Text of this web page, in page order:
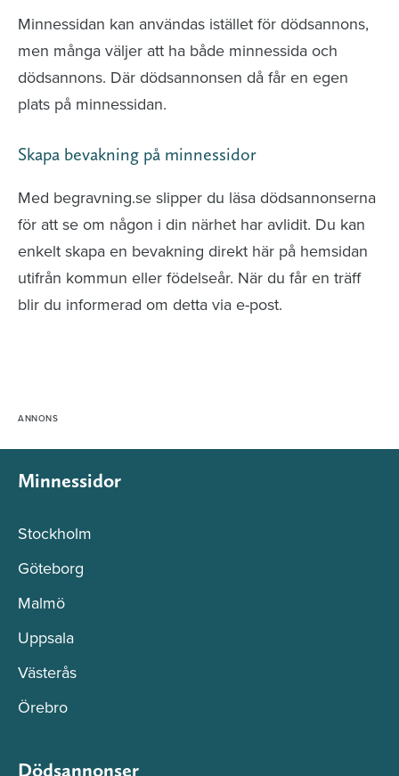
Minnessidan kan användas istället för dödsannons,
men många väljer att ha både minnessida och
dödsannons. Där dödsannonsen då får en egen
plats på minnessidan.
Skapa bevakning på minnessidor
Med begravning.se slipper du läsa dödsannonserna
för att se om någon i din närhet har avlidit. Du kan
enkelt skapa en bevakning direkt här på hemsidan
utifrån kommun eller födelseår. När du får en träff
blir du informerad om detta via e-post.
Minnessidor
Stockholm
Göteborg
Malmö
Uppsala
Västerås
Örebro
Dödsannonser